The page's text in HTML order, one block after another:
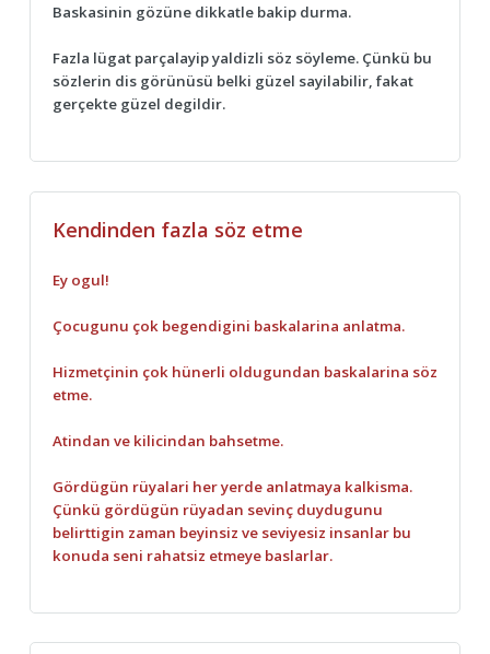
Baskasinin gözüne dikkatle bakip durma.
Fazla lügat parçalayip yaldizli söz söyleme. Çünkü bu
sözlerin dis görünüsü belki güzel sayilabilir, fakat
gerçekte güzel degildir.
Kendinden fazla söz etme
Ey ogul!
Çocugunu çok begendigini baskalarina anlatma.
Hizmetçinin çok hünerli oldugundan baskalarina söz
etme.
Atindan ve kilicindan bahsetme.
Gördügün rüyalari her yerde anlatmaya kalkisma.
Çünkü gördügün rüyadan sevinç duydugunu
belirttigin zaman beyinsiz ve seviyesiz insanlar bu
konuda seni rahatsiz etmeye baslarlar.